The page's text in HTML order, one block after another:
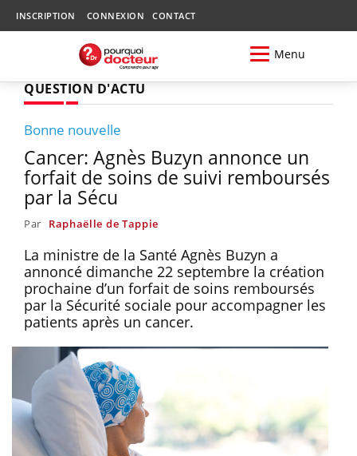
INSCRIPTION CONNEXION CONTACT
Menu
QUESTION D'ACTU
Bonne nouvelle
Cancer: Agnès Buzyn annonce un
forfait de soins de suivi remboursés
par la Sécu
Par Raphaëlle de Tappie
La ministre de la Santé Agnès Buzyn a
annoncé dimanche 22 septembre la création
prochaine d’un forfait de soins remboursés
par la Sécurité sociale pour accompagner les
patients après un cancer.